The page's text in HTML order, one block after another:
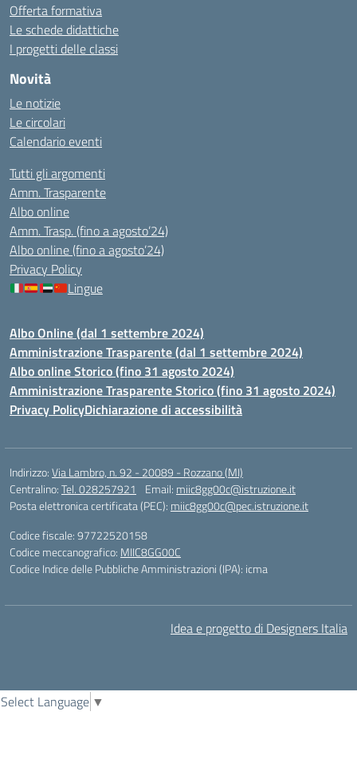
Offerta formativa
Le schede didattiche
I progetti delle classi
Novità
Le notizie
Le circolari
Calendario eventi
Tutti gli argomenti
Amm. Trasparente
Albo online
Amm. Trasp. (fino a agosto’24)
Albo online (fino a agosto’24)
Privacy Policy
Lingue
Albo Online (dal 1 settembre 2024)
Amministrazione Trasparente (dal 1 settembre 2024)
Albo online Storico (fino 31 agosto 2024)
Amministrazione Trasparente Storico (fino 31 agosto 2024)
Privacy PolicyDichiarazione di accessibilità
Indirizzo:Via Lambro, n. 92 - 20089 - Rozzano (MI)
Centralino:Tel. 028257921 Email: miic8gg00c@istruzione.it
Posta elettronica certificata (PEC): miic8gg00c@pec.istruzione.it
Codice fiscale: 97722520158
Codice meccanografico: MIIC8GG00C
Codice Indice delle Pubbliche Amministrazioni (IPA): icma
Idea e progetto di Designers Italia
Select Language ▼